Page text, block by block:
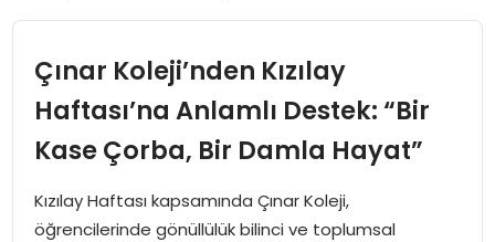
MAGAZIN
EKONOMI
SPOR
Çınar Koleji’nden Kızılay
Haftası’na Anlamlı Destek: “Bir
Kase Çorba, Bir Damla Hayat”
Kızılay Haftası kapsamında Çınar Koleji,
öğrencilerinde gönüllülük bilinci ve toplumsal